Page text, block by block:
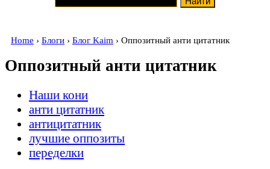
Home › Блоги › Блог Kaim › Оппозитный анти цитатник
Оппозитный анти цитатник
Наши кони
анти цитатник
антицитатник
лучшие оппозиты
переделки